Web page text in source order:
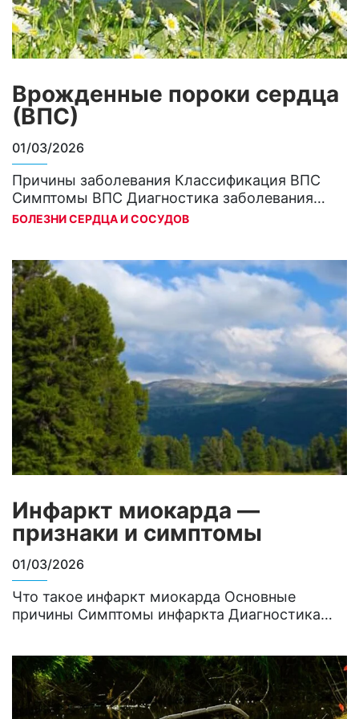
Врожденные пороки сердца
(ВПС)
01/03/2026
Причины заболевания Классификация ВПС
Симптомы ВПС Диагностика заболевания
Лечение Медикаментозное лечение
(ВПС) представляют собой анатомические
деформации сердца и/или крупных сосудов,
которые формируются на этапе
внутриутробного развития, отличаются по
типу, тяжести и степени влияния на функции
сердечно-сосудистой системы1. Врожденные
пороки сердца занимают важное место в
педиатрической практике. Согласно…
БОЛЕЗНИ СЕРДЦА И СОСУДОВ
Инфаркт миокарда —
признаки и симптомы
01/03/2026
Что такое инфаркт миокарда Основные
причины Симптомы инфаркта Диагностика
связанное с повреждением среднего
мышечного слоя желудочков сердца и
предсердий. Это опасное осложнение